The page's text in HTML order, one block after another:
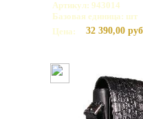
Артикул: 943014
Базовая единица: шт
Цена:
32 390,00